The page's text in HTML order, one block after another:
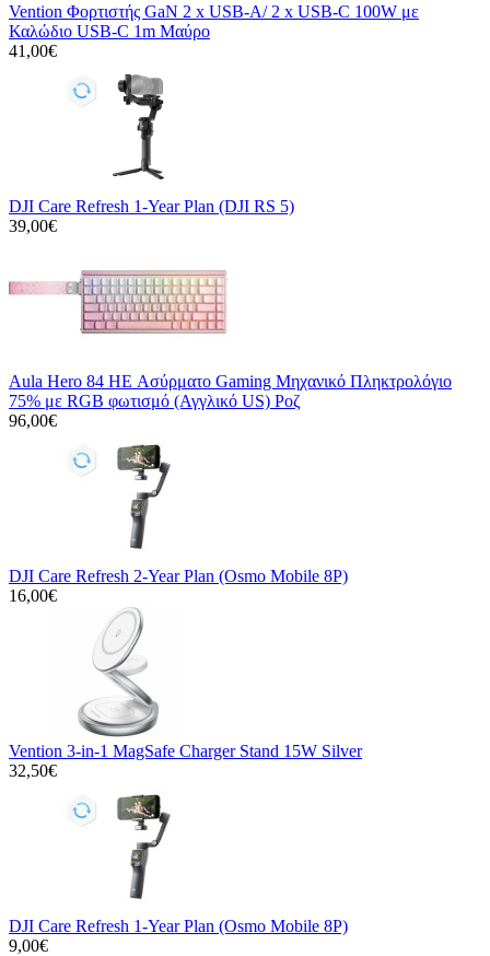
Vention Φορτιστής GaN 2 x USB-A/ 2 x USB-C 100W με
Καλώδιο USB-C 1m Μαύρο
41,00€
DJI Care Refresh 1-Year Plan (DJI RS 5)
39,00€
Aula Hero 84 HE Ασύρματο Gaming Μηχανικό Πληκτρολόγιο
75% με RGB φωτισμό (Αγγλικό US) Ροζ
96,00€
DJI Care Refresh 2-Year Plan (Osmo Mobile 8P)
16,00€
Vention 3-in-1 MagSafe Charger Stand 15W Silver
32,50€
DJI Care Refresh 1-Year Plan (Osmo Mobile 8P)
9,00€